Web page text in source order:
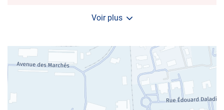
Voir plus
et
d'ouverture
du
centre
AUTOSUR
CARPENTRAS